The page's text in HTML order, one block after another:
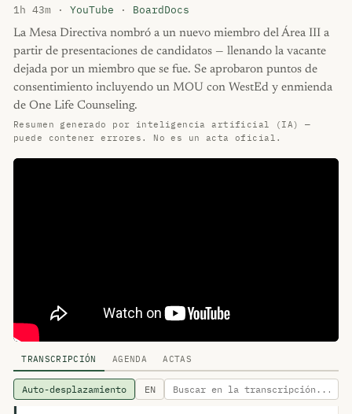
1h 43m · YouTube · BoardDocs
La Mesa Directiva nombró a un nuevo miembro del Área III a
partir de presentaciones de candidatos — llenando la vacante
dejada por un miembro que se fue. Se aprobaron puntos de
consentimiento incluyendo un MOU con WestEd y enmienda
de One Life Counseling.
Resumen generado por inteligencia artificial (IA) —
puede contener errores. No es un acta oficial.
TRANSCRIPCIÓN AGENDA ACTAS
Auto-desplazamiento EN